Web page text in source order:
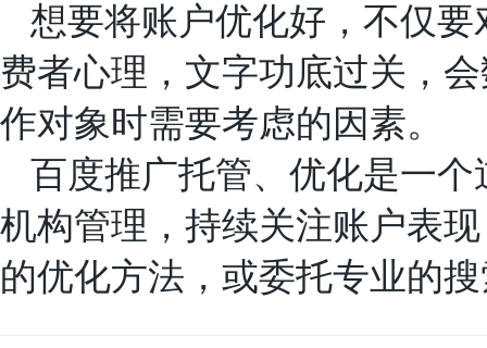
想要将账户优化好，不仅
费者心理，文字功底过关，
作对象时需要考虑的因素。
百度推广托管、优化是一
机构管理，持续关注账户表
的优化方法，或委托专业的